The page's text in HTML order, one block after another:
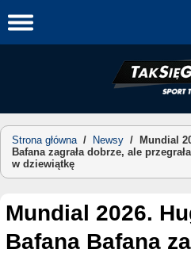
to
Strona główna/ Newsy /
Mundial
Bafana zagrała dobrze, ale
w dziewiątkę
Mundial 2026. Hugo Broos:
Bafana Bafana